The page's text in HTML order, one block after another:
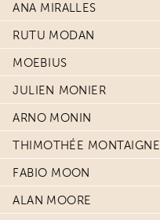
ANA MIRALLES
RUTU MODAN
MOEBIUS
JULIEN MONIER
ARNO MONIN
THIMOTHÉE MONTAIGNE
FABIO MOON
ALAN MOORE